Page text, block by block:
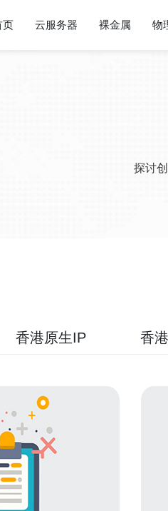
页 云服务器 裸金属 物
探讨
香港原生IP 香